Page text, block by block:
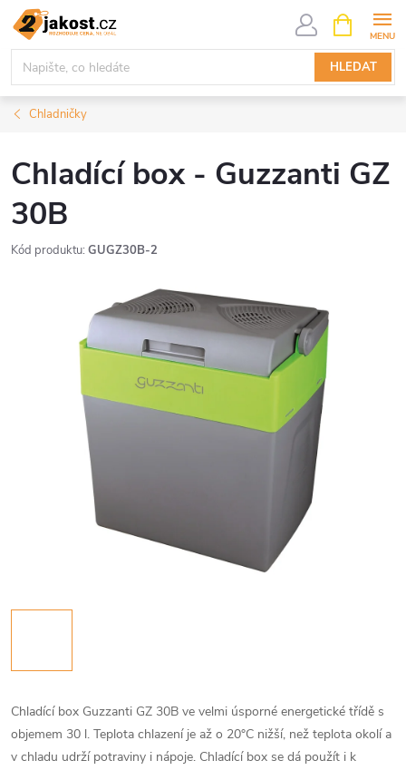
Přejít
obsah
HLEDAT
NÁKUPNÍ
KOŠÍK
Chladničky
Chladící box - Guzzanti GZ
30B
Kód produktu: GUGZ30B-2
Chladící box Guzzanti GZ 30B ve velmi úsporné energetické třídě s
objemem 30 l. Teplota chlazení je až o 20°C nižší, než teplota okolí a
v chladu udrží potraviny i nápoje. Chladící box se dá použít i k